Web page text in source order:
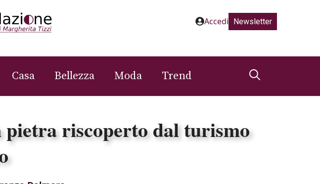
Accedi Newsletter
Casa Bellezza Moda Trend
riscoperto dal turismo